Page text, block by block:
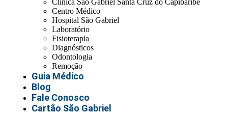
Clínica São Gabriel Santa Cruz do Capibaribe
Centro Médico
Hospital São Gabriel
Laboratório
Fisioterapia
Diagnósticos
Odontologia
Remoção
Guia Médico
Blog
Fale Conosco
Cartão São Gabriel